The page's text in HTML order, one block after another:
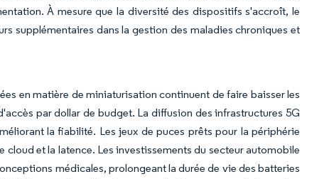
À mesure que la diversité des dispositifs s'accroît, le
supplémentaires dans la gestion des maladies chroniques et
en matière de miniaturisation continuent de faire baisser les
par dollar de budget. La diffusion des infrastructures 5G
la fiabilité. Les jeux de puces prêts pour la périphérie
et la latence. Les investissements du secteur automobile
médicales, prolongeant la durée de vie des batteries